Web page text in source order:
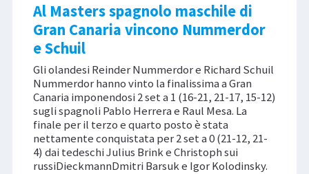
Al Masters spagnolo maschile di
Gran Canaria vincono Nummerdor
e Schuil
Gli olandesi Reinder Nummerdor e Richard Schuil
Nummerdor hanno vinto la finalissima a Gran
Canaria imponendosi 2 set a 1 (16-21, 21-17, 15-12)
sugli spagnoli Pablo Herrera e Raul Mesa. La
finale per il terzo e quarto posto è stata
nettamente conquistata per 2 set a 0 (21-12, 21-
4) dai tedeschi Julius Brink e Christoph sui
russiDieckmannDmitri Barsuk e Igor Kolodinsky.